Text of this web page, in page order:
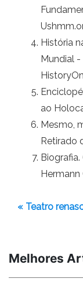
História
Mundial -
ao
Mesmo,
Retirado
Biografia.
Hermann
« Teatro
Melhores